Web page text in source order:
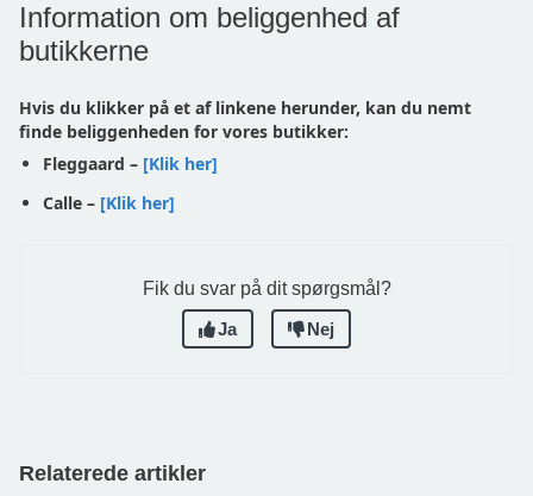
Information om beliggenhed af
butikkerne
Hvis du klikker på et af linkene herunder, kan du nemt
finde beliggenheden for vores butikker:
Fleggaard – [Klik her]
Calle – [Klik her]
Fik du svar på dit spørgsmål?
Ja
Nej
Relaterede artikler